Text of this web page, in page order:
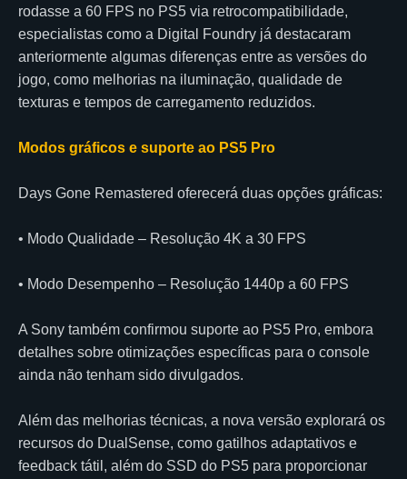
rodasse a 60 FPS no PS5 via retrocompatibilidade,
especialistas como a Digital Foundry já destacaram
anteriormente algumas diferenças entre as versões do
jogo, como melhorias na iluminação, qualidade de
texturas e tempos de carregamento reduzidos.
Modos gráficos e suporte ao PS5 Pro
Days Gone Remastered oferecerá duas opções gráficas:
• Modo Qualidade – Resolução 4K a 30 FPS
• Modo Desempenho – Resolução 1440p a 60 FPS
A Sony também confirmou suporte ao PS5 Pro, embora
detalhes sobre otimizações específicas para o console
ainda não tenham sido divulgados.
Além das melhorias técnicas, a nova versão explorará os
recursos do DualSense, como gatilhos adaptativos e
feedback tátil, além do SSD do PS5 para proporcionar